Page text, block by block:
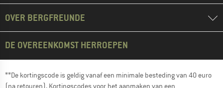
OVER BERGFREUNDE
DE OVEREENKOMST HERROEPEN
**De kortingscode is geldig vanaf een minimale besteding van 40 euro
(na retouren). Kortingscodes voor het aanmaken van een